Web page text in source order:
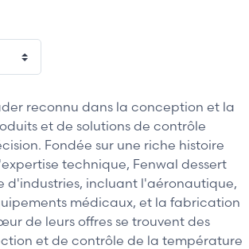
reconnu dans la conception et la
et de solutions de contrôle
Fondée sur une riche histoire
technique, Fenwal dessert
d'industries, incluant l'aéronautique,
médicaux, et la fabrication
de leurs offres se trouvent des
et de contrôle de la température